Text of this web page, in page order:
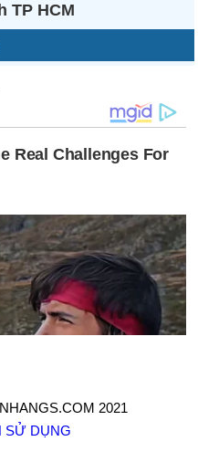
TP HCM
2021
SỬ DỤNG